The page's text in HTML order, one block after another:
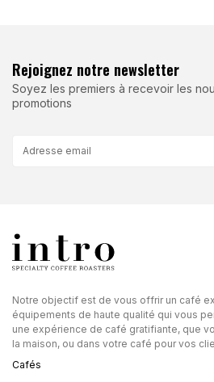
Rejoignez notre newsletter
Soyez les premiers à recevoir les
promotions
Notre objectif est de vous offrir un café
équipements de haute qualité qui vous
une expérience de café gratifiante, que
la maison, ou dans votre café pour vos
Cafés